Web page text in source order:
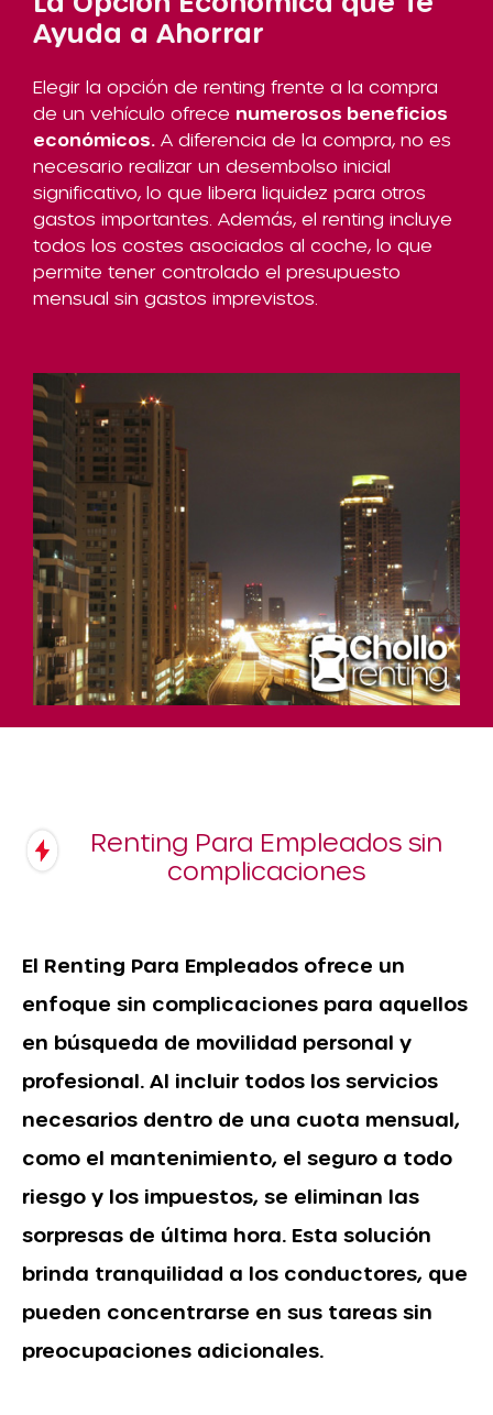
Ayuda a Ahorrar
Elegir la opción de renting frente a la compra
de un vehículo ofrece numerosos beneficios
económicos. A diferencia de la compra, no es
necesario realizar un desembolso inicial
significativo, lo que libera liquidez para otros
gastos importantes. Además, el renting incluye
todos los costes asociados al coche, lo que
permite tener controlado el presupuesto
mensual sin gastos imprevistos.
Renting Para Empleados sin
complicaciones
El Renting Para Empleados ofrece un
enfoque sin complicaciones para aquellos
en búsqueda de movilidad personal y
profesional. Al incluir todos los servicios
necesarios dentro de una cuota mensual,
como el mantenimiento, el seguro a todo
riesgo y los impuestos, se eliminan las
sorpresas de última hora. Esta solución
brinda tranquilidad a los conductores, que
pueden concentrarse en sus tareas sin
preocupaciones adicionales.